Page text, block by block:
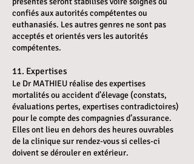
confiés aux autorités compétentes ou
euthanasiés. Les autres genres ne sont pas
acceptés et orientés vers les autorités
compétentes.
11. Expertises
Le Dr MATHIEU réalise des expertises
mortalités ou accident d’élevage (constats,
évaluations pertes, expertises contradictoires)
pour le compte des compagnies d’assurance.
Elles ont lieu en dehors des heures ouvrables
de la clinique sur rendez-vous si celles-ci
doivent se dérouler en extérieur.